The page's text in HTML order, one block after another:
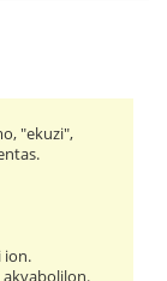
"ekuzi",
ion.
akvabolilon.